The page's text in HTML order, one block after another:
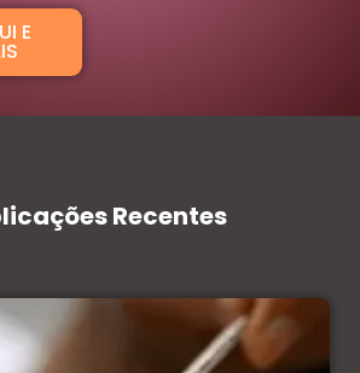
E
Recentes